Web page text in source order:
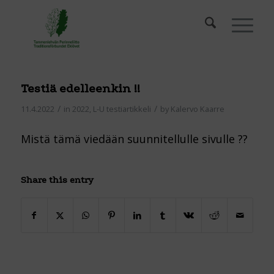
Testiä edelleenkin !!
11.4.2022 / in 2022, L-U testiartikkeli / by Kalervo Kaarre
Mistä tämä viedään suunnitellulle sivulle ??
Share this entry